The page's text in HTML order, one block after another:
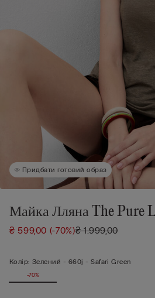
Придбати готовий образ
Майка Лляна The Pure
₴ 599,00 (-70%)₴ 1.999,00
Колір: Зелений - 660j - Safari Green
-70%